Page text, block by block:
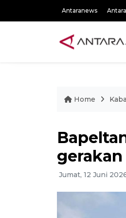
Antaranews
Home
Jumat, 12 Juni